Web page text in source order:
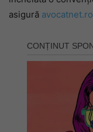
asigură avocatnet.ro